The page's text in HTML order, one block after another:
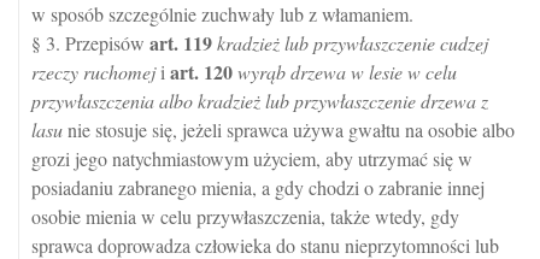
w sposób szczególnie zuchwały lub z włamaniem.
§ 3. Przepisów art. 119kradzież lub przywłaszczenie cudzej
rzeczy ruchomeji art. 120wyrąb drzewa w lesie w celu
przywłaszczenia albo kradzież lub przywłaszczenie drzewa z
lasunie stosuje się, jeżeli sprawca używa gwałtu na osobie albo
grozi jego natychmiastowym użyciem, aby utrzymać się w
posiadaniu zabranego mienia, a gdy chodzi o zabranie innej
osobie mienia w celu przywłaszczenia, także wtedy, gdy
sprawca doprowadza człowieka do stanu nieprzytomności lub